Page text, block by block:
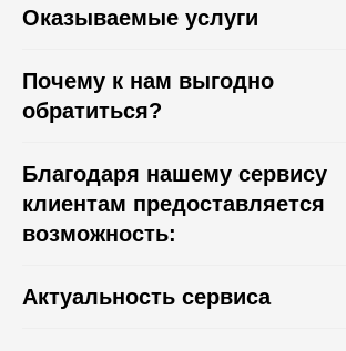
Оказываемые услуги
Почему к нам выгодно
обратиться?
Благодаря нашему сервису
клиентам предоставляется
возможность:
Актуальность сервиса